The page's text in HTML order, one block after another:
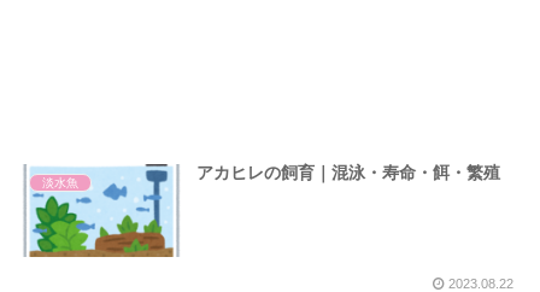
淡水魚
アカヒレの飼育｜混泳・寿命・餌・繁殖
2023.08.22